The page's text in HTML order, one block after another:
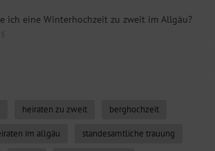
ich eine Winterhochzeit zu zweit im Allgäu?
heiraten zu zweit berghochzeit
im allgäu standesamtliche trauung